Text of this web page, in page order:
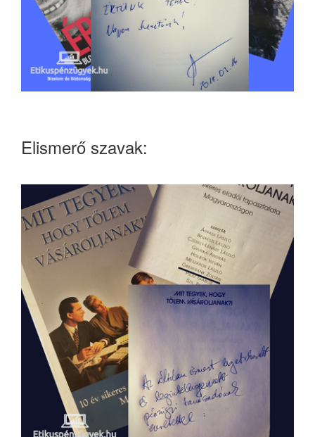
Elismerő szavak: